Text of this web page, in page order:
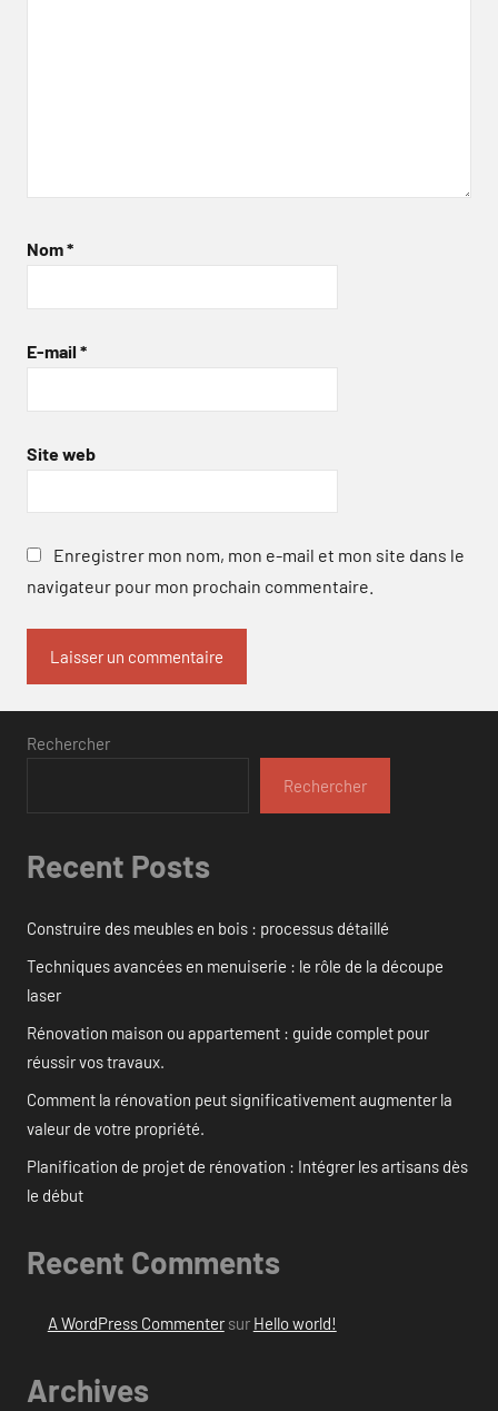
Nom*
E-mail *
Site web
Enregistrer mon nom, mon e-mail et mon site dans le
navigateur pour mon prochain commentaire.
Rechercher
Rechercher
Recent Posts
Construire des meubles en bois : processus détaillé
Techniques avancées en menuiserie : le rôle de la découpe
laser
Rénovation maison ou appartement : guide complet pour
réussir vos travaux.
Comment la rénovation peut significativement augmenter la
valeur de votre propriété.
Planification de projet de rénovation : Intégrer les artisans dès
le début
Recent Comments
A WordPress Commentersur Hello world!
Archives